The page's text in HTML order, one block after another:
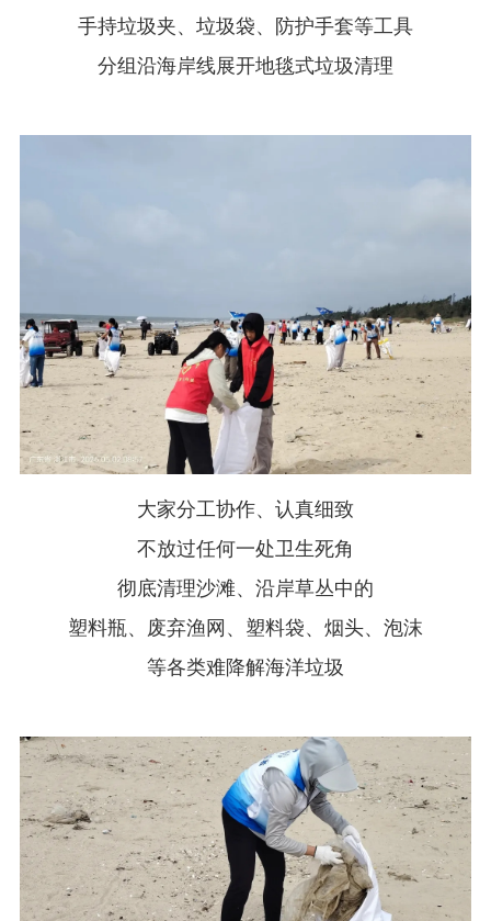
手持垃圾夹、垃圾袋、防护手套等工具
分组沿海岸线展开地毯式垃圾清理
大家分工协作、认真细致
不放过任何一处卫生死角
彻底清理沙滩、沿岸草丛中的
塑料瓶、废弃渔网、塑料袋、烟头、泡沫
等各类难降解海洋垃圾